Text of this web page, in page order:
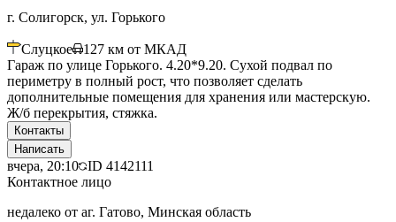
г. Солигорск, ул. Горького
Слуцкое 127 км от МКАД
Гараж по улице Горького. 4.20*9.20. Сухой подвал по
периметру в полный рост, что позволяет сделать
дополнительные помещения для хранения или мастерскую.
Ж/б перекрытия, стяжка.
Контакты
Написать
вчера, 20:10 ID 4142111
Контактное лицо
недалеко от аг. Гатово, Минская область